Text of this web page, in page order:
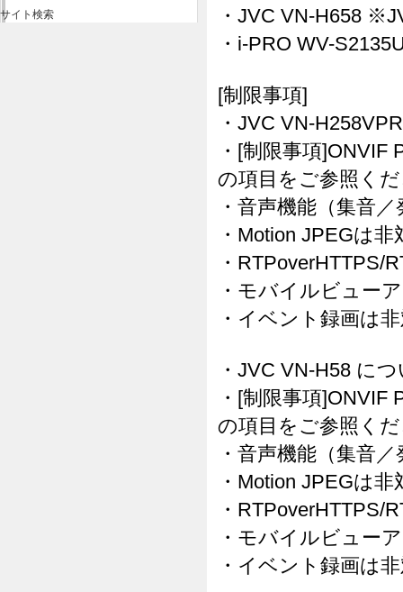
サイト検索
・JVC VN-H658
・i-PRO WV-
[制限事項]
・JVC VN-
・[制限事項
の項目をご参照く
・音声機能（集音
・Motion JPEGは
・RTPoverHTTPS/
・モバイルビュー
・イベント録画は
・JVC VN-H58 に
・[制限事項
の項目をご参照く
・音声機能（集音
・Motion JPEGは
・RTPoverHTTPS/
・モバイルビュー
・イベント録画は